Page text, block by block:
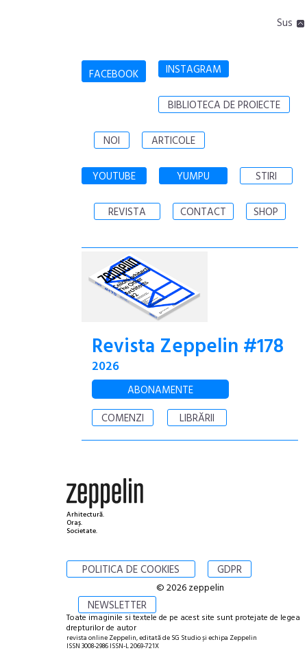
Sus
FACEBOOK INSTAGRAM
BIBLIOTECA DE PROIECTE
NOI ARTICOLE
YOUTUBE YUMPU STIRI
REVISTA CONTACT SHOP
Revista Zeppelin #178
2026
ABONAMENTE
COMENZI
LIBRĂRII
Arhitectură.
Oraș.
Societate.
POLITICA DE COOKIES GDPR
NEWSLETTER
© 2026 zeppelin
Toate imaginile si textele de pe acest site sunt protejate de legea
drepturilor de autor
revista online Zeppelin, editată de SG Studio și echipa Zeppelin
ISSN 3008-2986 ISSN-L 2069-721X